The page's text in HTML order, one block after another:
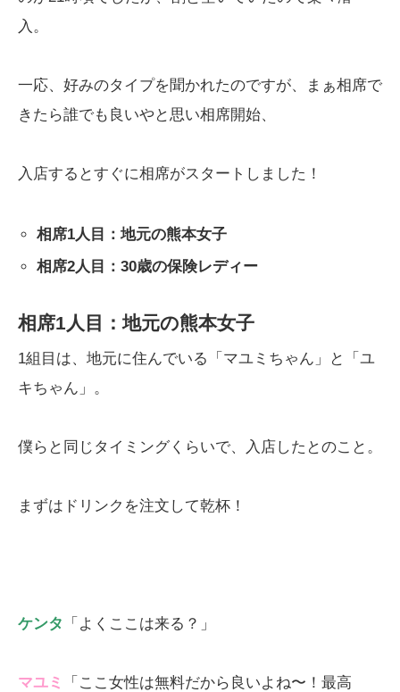
入。
一応、好みのタイプを聞かれたのですが、まぁ相席で
きたら誰でも良いやと思い相席開始、
入店するとすぐに相席がスタートしました！
相席1人目：地元の熊本女子
相席2人目：30歳の保険レディー
相席1人目：地元の熊本女子
1組目は、地元に住んでいる「マユミちゃん」と「ユ
キちゃん」。
僕らと同じタイミングくらいで、入店したとのこと。
まずはドリンクを注文して乾杯！
ケンタ 「よくここは来る？」
マユミ
「ここ女性は無料だから良いよね〜！最高